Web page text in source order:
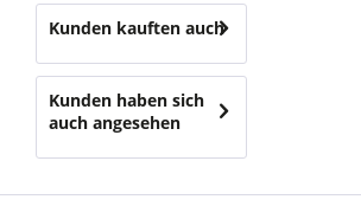
Kunden kauften auch
Kunden haben sich
auch angesehen